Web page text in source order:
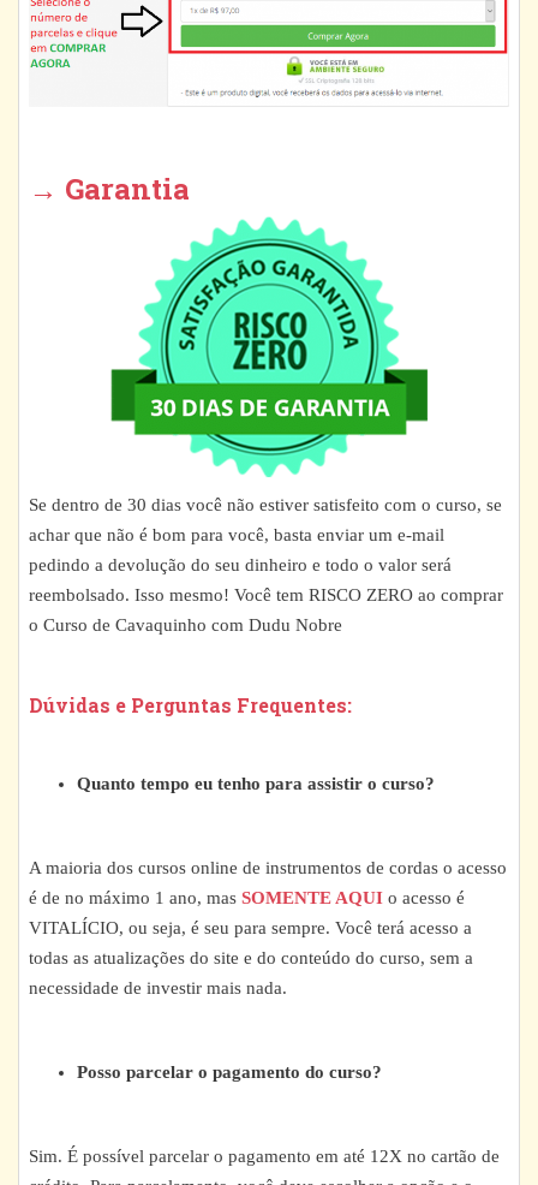
→ Garantia
Se dentro de 30 dias você não estiver satisfeito com o curso, se
achar que não é bom para você, basta enviar um e-mail
pedindo a devolução do seu dinheiro e todo o valor será
reembolsado. Isso mesmo! Você tem RISCO ZERO ao comprar
o Curso de Cavaquinho com Dudu Nobre
Dúvidas e Perguntas Frequentes:
Quanto tempo eu tenho para assistir o curso?
A maioria dos cursos online de instrumentos de cordas o acesso
é de no máximo 1 ano, masSOMENTE AQUI o acesso é
VITALÍCIO, ou seja, é seu para sempre. Você terá acesso a
todas as atualizações do site e do conteúdo do curso, sem a
necessidade de investir mais nada.
Posso parcelar o pagamento do curso?
Sim. É possível parcelar o pagamento em até 12X no cartão de